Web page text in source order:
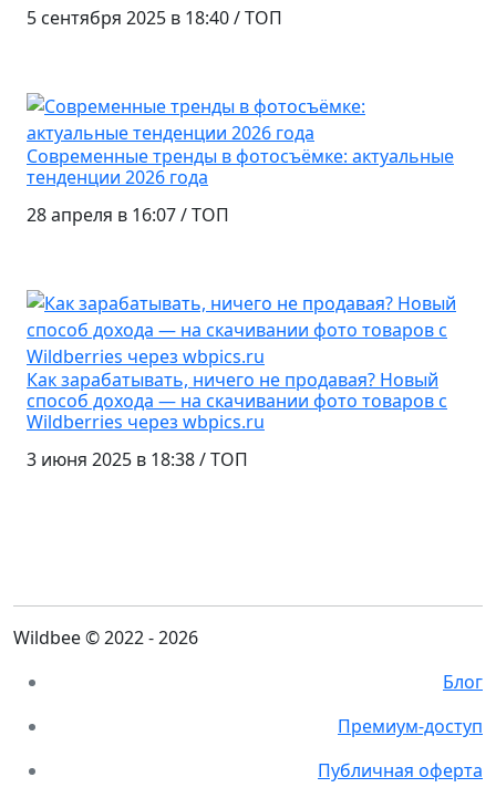
5 сентября 2025 в 18:40/ ТОП
Современные тренды в фотосъёмке: актуальные
тенденции 2026 года
28 апреля в 16:07/ ТОП
Как зарабатывать, ничего не продавая? Новый
способ дохода — на скачивании фото товаров с
Wildberries через wbpics.ru
3 июня 2025 в 18:38/ ТОП
Wildbee © 2022 - 2026
Блог
Премиум-доступ
Публичная оферта